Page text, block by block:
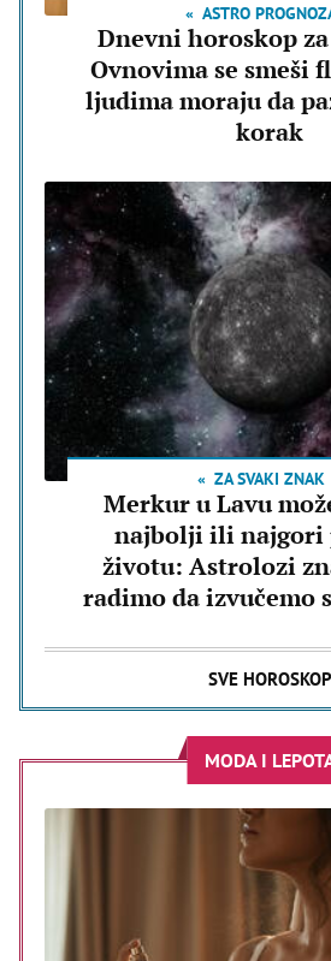
ASTRO
Dnevni horoskop
Ovnovima se smeši
ljudima moraju da
korak
ZA SVAKI ZNAK
Merkur u Lavu
najbolji ili najgori
životu: Astrolozi
radimo da izvučemo
SVE HOROSKOP
MODA I